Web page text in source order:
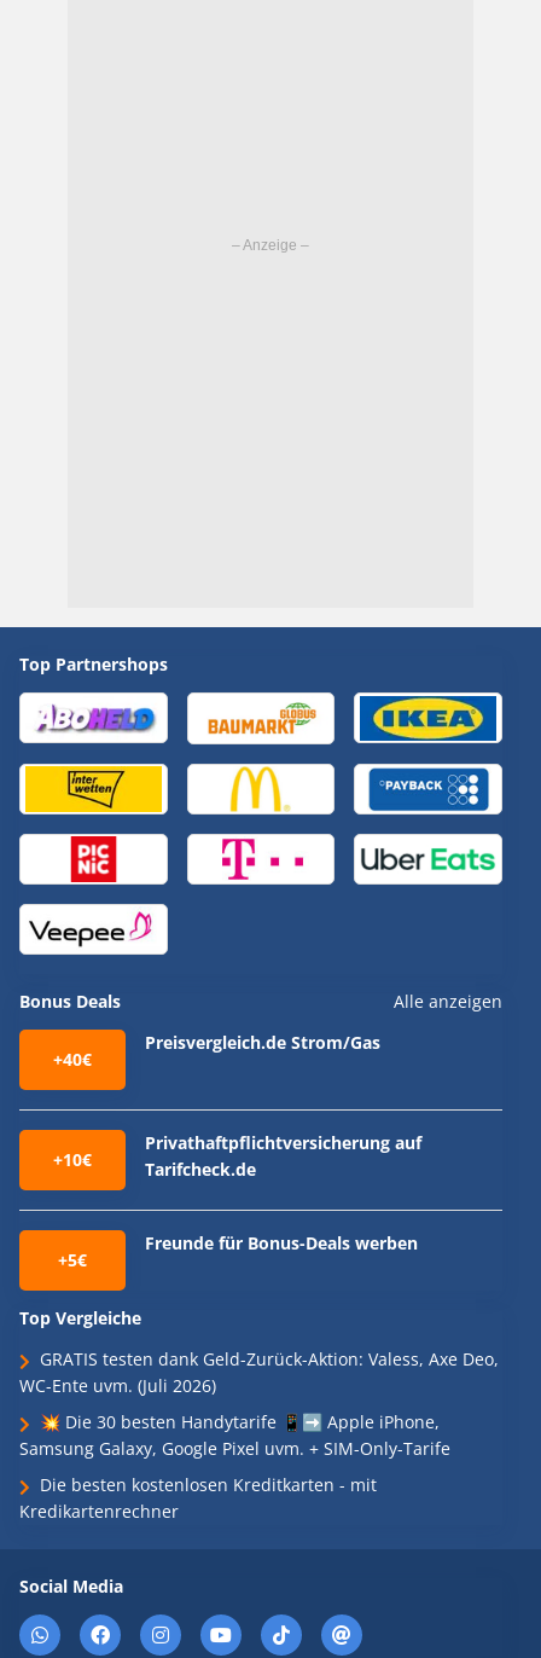
Top Partnershops
Bonus Deals Alle anzeigen
+40€
Preisvergleich.de Strom/Gas
+10€
Privathaftpflichtversicherung auf
Tarifcheck.de
+5€
Freunde für Bonus-Deals werben
Top Vergleiche
GRATIS testen dank Geld-Zurück-Aktion: Valess, Axe Deo,
WC-Ente uvm. (Juli 2026)
💥 Die 30 besten Handytarife 📱➡️ Apple iPhone,
Samsung Galaxy, Google Pixel uvm. + SIM-Only-Tarife
Die besten kostenlosen Kreditkarten - mit
Kredikartenrechner
Social Media